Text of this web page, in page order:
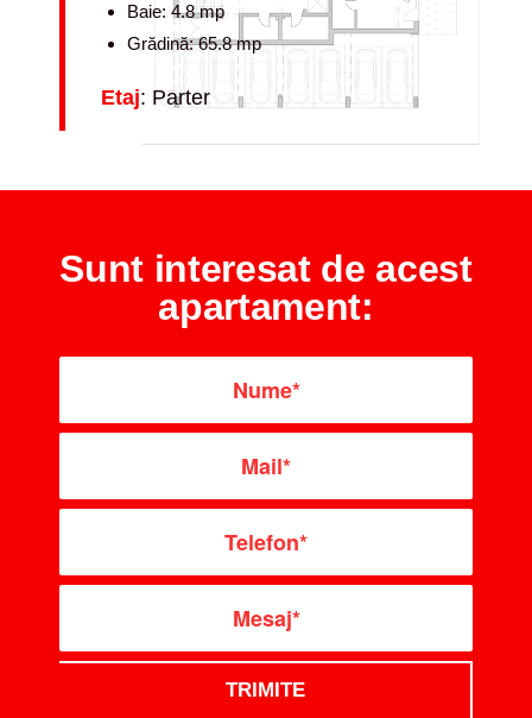
Baie: 4.8 mp
Grădină: 65.8 mp
Etaj: Parter
Sunt interesat de acest
apartament: